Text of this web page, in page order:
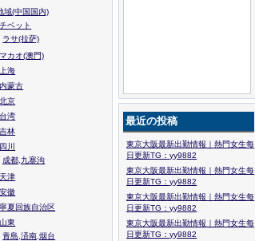
域(中国国内)
チベット
ラサ(拉萨)
マカオ(澳門)
上海
内蒙古
北京
台湾
吉林
四川
成都,九寨沟
天津
安徽
寧夏回族自治区
山東
青島,済南,烟台
最近の投稿
東京大阪最新出勤情報｜熱門女生每
日更新TG：yy9882
東京大阪最新出勤情報｜熱門女生每
日更新TG：yy9882
東京大阪最新出勤情報｜熱門女生每
日更新TG：yy9882
東京大阪最新出勤情報｜熱門女生每
日更新TG：yy9882